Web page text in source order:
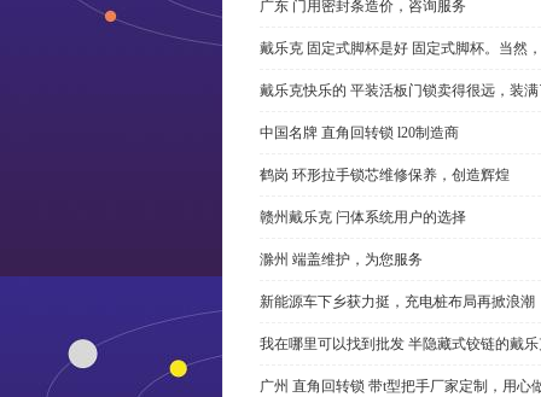
广东 门用密封条造价，咨询服务
戴乐克 固定式脚杯是好 固定式脚杯。当然
戴乐克快乐的 平装活板门锁卖得很远，装
中国名牌 直角回转锁 l20制造商
鹤岗 环形拉手锁芯维修保养，创造辉煌
赣州戴乐克 闩体系统用户的选择
滁州 端盖维护，为您服务
新能源车下乡获力挺，充电桩布局再掀浪潮
我在哪里可以找到批发 半隐藏式铰链的戴
广州 直角回转锁 带t型把手厂家定制，用心